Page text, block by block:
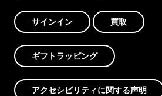
サインイン 買取
ギフトラッピング
アクセシビリティに関する声明